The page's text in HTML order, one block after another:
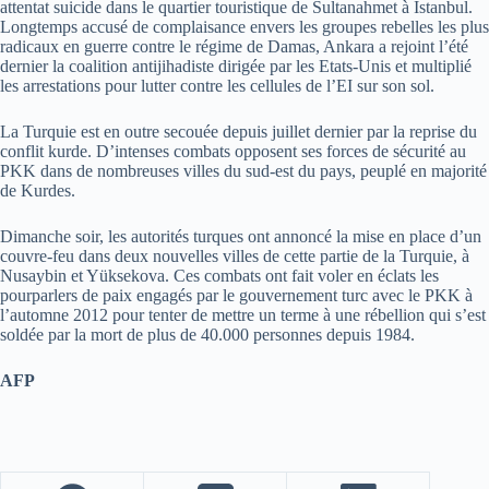
attentat suicide dans le quartier touristique de Sultanahmet à Istanbul.
Longtemps accusé de complaisance envers les groupes rebelles les plus
radicaux en guerre contre le régime de Damas, Ankara a rejoint l’été
dernier la coalition antijihadiste dirigée par les Etats-Unis et multiplié
les arrestations pour lutter contre les cellules de l’EI sur son sol.
La Turquie est en outre secouée depuis juillet dernier par la reprise du
conflit kurde. D’intenses combats opposent ses forces de sécurité au
PKK dans de nombreuses villes du sud-est du pays, peuplé en majorité
de Kurdes.
Dimanche soir, les autorités turques ont annoncé la mise en place d’un
couvre-feu dans deux nouvelles villes de cette partie de la Turquie, à
Nusaybin et Yüksekova. Ces combats ont fait voler en éclats les
pourparlers de paix engagés par le gouvernement turc avec le PKK à
l’automne 2012 pour tenter de mettre un terme à une rébellion qui s’est
soldée par la mort de plus de 40.000 personnes depuis 1984.
AFP